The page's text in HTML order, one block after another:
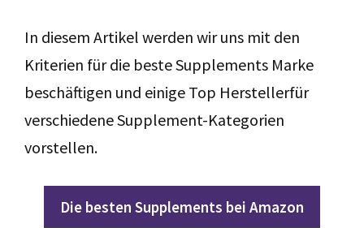
In diesem Artikel werden wir uns mit den
Kriterien für die beste Supplements Marke
beschäftigen und einige Top Herstellerfür
verschiedene Supplement-Kategorien
vorstellen.
Die besten Supplements bei Amazon